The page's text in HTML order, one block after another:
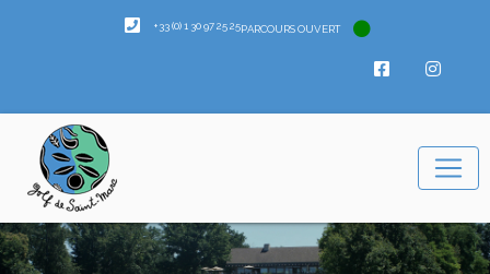
+33 (0) 1 30 97 25 25PARCOURS OUVERT